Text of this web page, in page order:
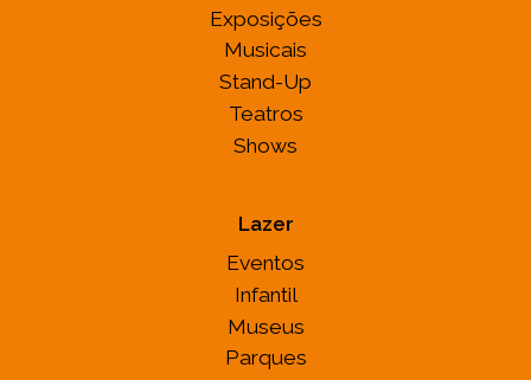
Exposições
Musicais
Stand-Up
Teatros
Shows
Lazer
Eventos
Infantil
Museus
Parques